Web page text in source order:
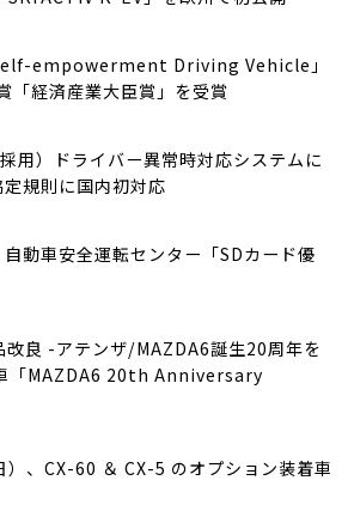
empowerment Driving Vehicle」
「経済産業大臣賞」を受賞
用）ドライバー異常時対応システムに
規則に国内初対応
動車安全運転センター「SDカード優
改良 -アテンザ/MAZDA6誕生20周年を
「MAZDA6 20th Anniversary
）、CX-60 ＆ CX-5 のオプション装着車